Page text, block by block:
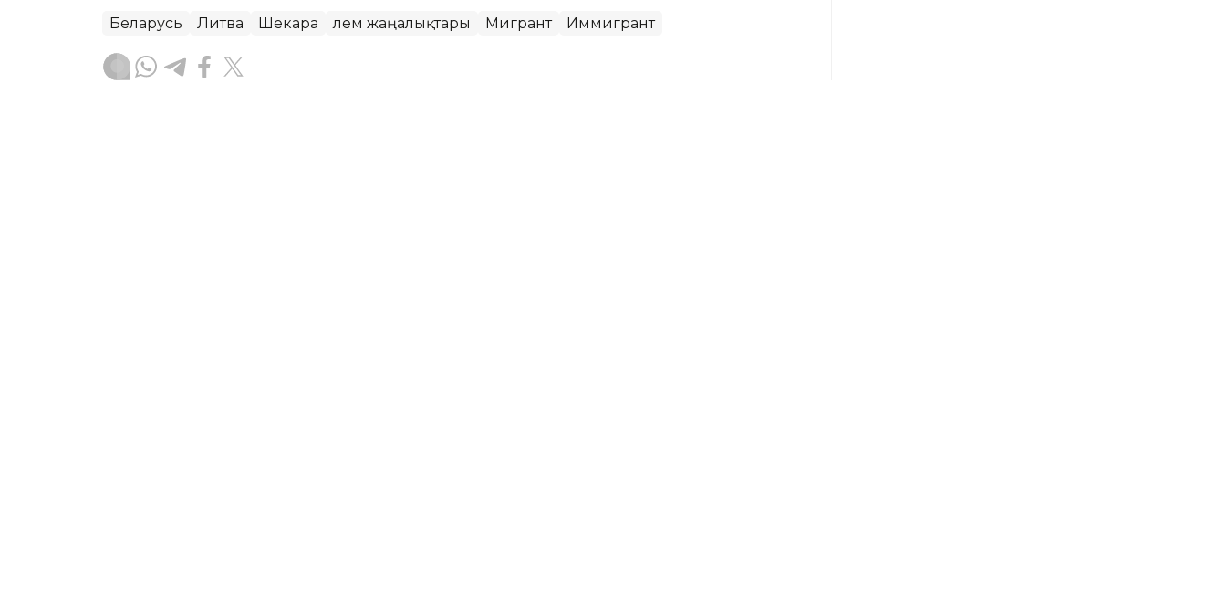
Беларусь Литва Шекара Әлем жаңалықтары Мигрант Иммигрант